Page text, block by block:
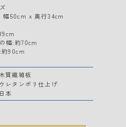
50cm x 奥行34cm
幅:約70cm
90cm
木質繊維板
ウレタンポリ仕上げ
日本